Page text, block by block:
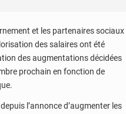
et les partenaires sociaux
des salaires ont été
des augmentations décidées
prochain en fonction de
l’annonce d’augmenter les